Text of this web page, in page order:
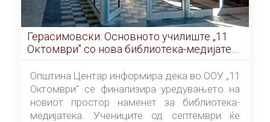
Герасимовски: Основното училиште „11
Октомври" со нова библиотека-медијатека
од септември
Општина Центар информира дека во ООУ „11
Октомври" се финализира уредувањето на
новиот простор наменет за библиотека-
медијатека. Учениците од септември ќе